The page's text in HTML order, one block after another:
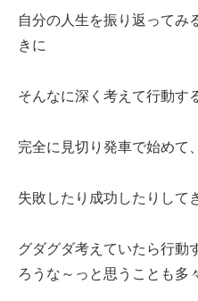
自分の人生を振り返ってみ
きに
そんなに深く考えて行動す
完全に見切り発車で始めて、
失敗したり成功したりして
グダグダ考えていたら行動
ろうな～っと思うことも多